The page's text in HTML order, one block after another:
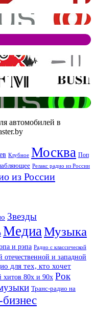
автомобилей в
Клубное Москва Поп
Релакс радио из России
из России
Звезды
МедиаМузыка
и рэпа Радио с классической
и западной
для тех, кто хочет
хитов 80х и 90х Рок
Транс-радио на